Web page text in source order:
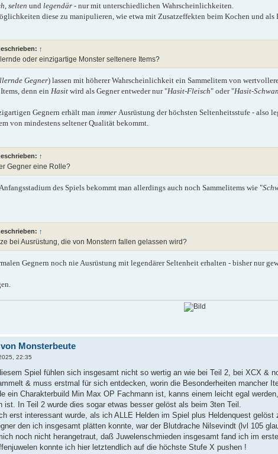
selten und legendär - nur mit unterschiedlichen Wahrscheinlichkeiten.
diese zu manipulieren, wie etwa mit Zusatzeffekten beim Kochen und als
↑
oder einzigartige Monster seltenere Items?
Gegner) lassen mit höherer Wahrscheinlichkeit ein Sammelitem von
denn ein Hasit wird als Gegner entweder nur "Hasit-Fleisch" oder "Hasit-
Gegnern erhält man immer Ausrüstung der höchsten Seltenheitsstufe - also
von mindestens seltener Qualität bekommt.
↑
Gegner eine Rolle?
des Spiels bekommt man allerdings auch noch Sammelitems wie "
↑
bei Ausrüstung, die von Monstern fallen gelassen wird?
Gegnern noch nie Ausrüstung mit legendärer Seltenheit erhalten - bisher nur
Monsterbeute
22:35
Spiel fühlen sich insgesamt nicht so wertig an wie bei Teil 2, bei XCX &
& muss erstmal für sich entdecken, worin die Besonderheiten mancher
ein Charakterbuild Min Max OP Fachmann ist, kanns einem leicht egal
ist. In Teil 2 wurde dies sogar etwas besser gelöst als beim 3ten Teil.
erst interessant wurde, als ich ALLE Helden im Spiel plus Heldenquest gelöst
den ich insgesamt plätten konnte, war der Blutdrache Nilsevindt (lvl 105
noch nicht herangetraut, daß Juwelenschmieden insgesamt fand ich im
konnte ich hier letztendlich auf die höchste Stufe X pushen !